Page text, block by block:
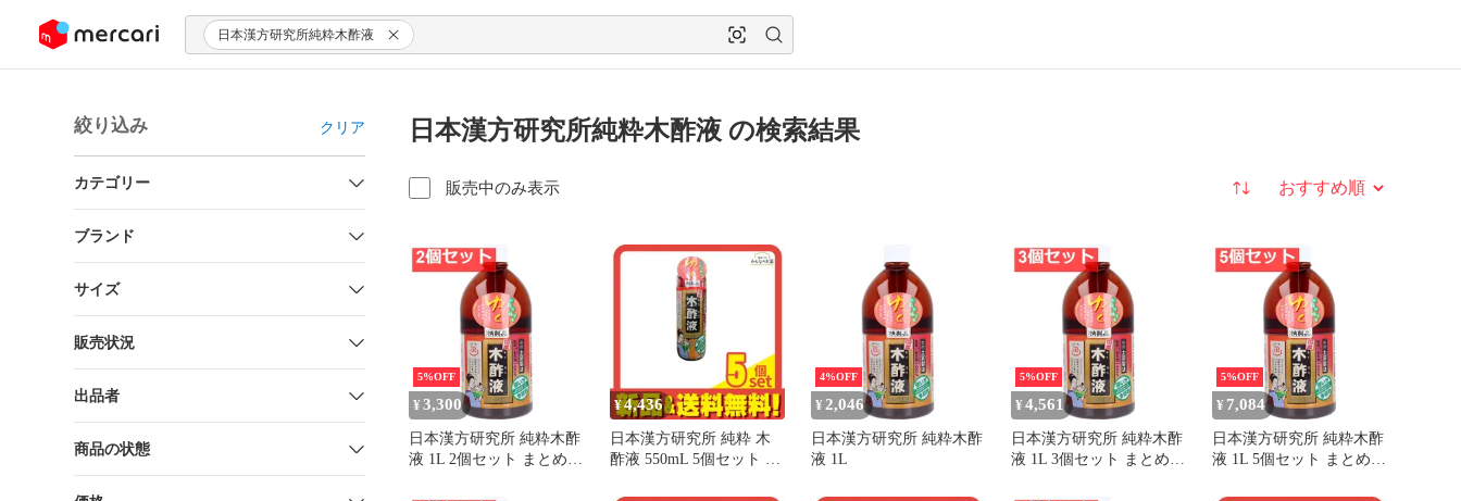
ツにスキップ 日本漢方研究所純粋木酢液
絞り込み クリア
カテゴリー
ブランド
サイズ
販売状況
出品者
商品の状態
日本漢方研究所純粋木酢液 の検索結果
販売中のみ表示 並び替え
5%OFF
¥ 3,300
日本漢方研究所 純粋木酢
液 1L 2個セット まとめ売
¥4,436
日本漢方研究所 純粋 木
酢液 550mL 5個セット ま
4%OFF
¥ 2,046
日本漢方研究所 純粋木酢
液 1L
5%OFF
¥ 4,561
日本漢方研究所 純粋木酢
液 1L 3個セット まとめ売
5%OFF
¥ 7,084
日本漢方研究所 純粋木酢
液 1L 5個セット まとめ売